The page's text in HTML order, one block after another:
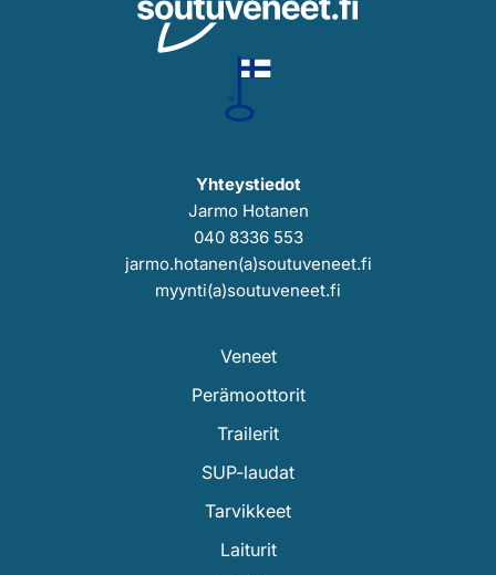
Yhteystiedot
Jarmo Hotanen
040 8336 553
jarmo.hotanen(a)soutuveneet.fi
myynti(a)soutuveneet.fi
Veneet
Perämoottorit
Trailerit
SUP-laudat
Tarvikkeet
Laiturit